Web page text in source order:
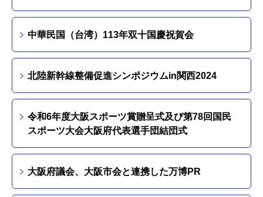
中華民国（台湾）113年双十国慶祝賀会
北陸新幹線整備促進シンポジウムin関西2024
令和6年度大阪スポーツ賞贈呈式及び第78回国民
スポーツ大会大阪府代表選手団結団式
大阪府議会、大阪市会と連携した万博PR